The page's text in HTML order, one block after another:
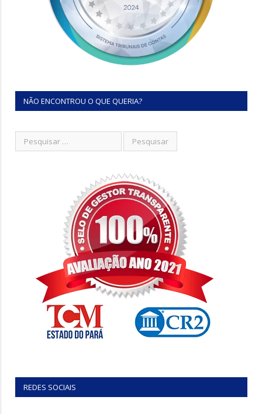
NÃO ENCONTROU O QUE QUERIA?
REDES SOCIAIS